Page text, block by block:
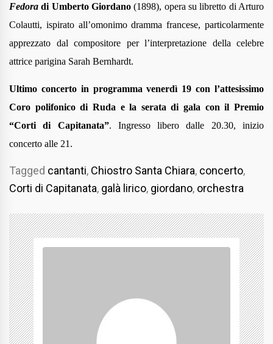
Fedoradi Umberto Giordano (1898), opera su libretto di Arturo
Colautti, ispirato all’omonimo dramma francese, particolarmente
apprezzato dal compositore per l’interpretazione della celebre
attrice parigina Sarah Bernhardt.
Ultimo concertoin programma venerdì 19con l’attesissimo
Coro polifonico di Ruda e la serata di gala con il Premio
“Corti di Capitanata”. Ingresso libero dalle 20.30, inizio
concerto alle 21.
Tagged cantanti, Chiostro Santa Chiara, concerto,
Corti di Capitanata, galà lirico, giordano, orchestra